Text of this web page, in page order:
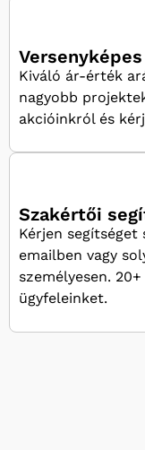
Kiváló ár-érték
nagyobb
akcióinkról és
Szakértői
Kérjen
emailben vagy
személyesen.
ügyfeleinket.